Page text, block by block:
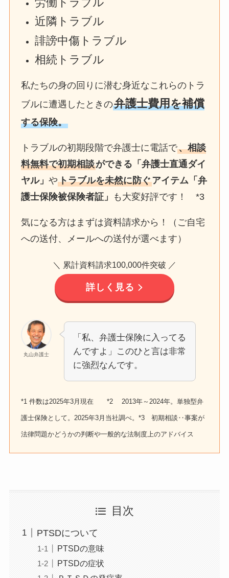
近隣トラブル
誹謗中傷トラブル
相続トラブル
私たちの身の回りに潜む身近なこれらのトラ
ブルに遭遇したときの弁護士費用を補償
する保険。
トラブルの初期段階で弁護士に電話で、相談
料無料で初期相談ができる「弁護士直通ダイ
ヤル」やトラブルを未然に防ぐアイテム「弁
護士保険被保険者証」
も大変好評です！ *3
気になる方はまずは資料請求から！（ご自宅
への送付、メールへの送付が選べます）
＼ 累計資料請求100,000件突破 ／
詳しく見る
丸山弁護士
「私、弁護士保険に入ってる
んですよ」このひと言は非常
に強烈なんです。
*1 件数は2025年3月現在 *2 2013年～2024年。単独型弁
護士保険として。2025年3月当社調べ。*3 初期相談‥事案が
法律問題かどうかの判断や一般的な法制度上のアドバイス
目次
PTSDについて
PTSDの意味
PTSDの症状